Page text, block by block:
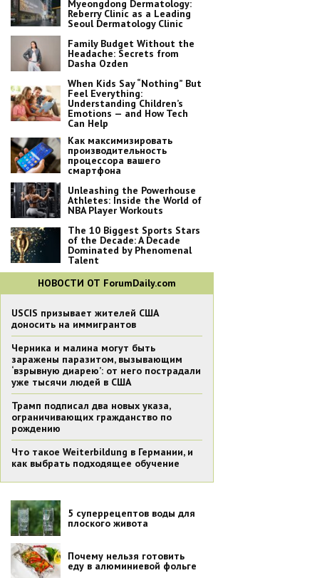
Myeongdong Dermatology:
Reberry Clinic as a Leading
Seoul Dermatology Clinic
Family Budget Without the
Headache: Secrets from
Dasha Ozden
When Kids Say “Nothing” But
Feel Everything:
Understanding Children’s
Emotions — and How Tech
Can Help
Как максимизировать
производительность
процессора вашего
смартфона
Unleashing the Powerhouse
Athletes: Inside the World of
NBA Player Workouts
The 10 Biggest Sports Stars
of the Decade: A Decade
Dominated by Phenomenal
Talent
НОВОСТИ ОТ ForumDaily.com
USCIS призывает жителей США
доносить на иммигрантов
Черника и малина могут быть
заражены паразитом, вызывающим
‘взрывную диарею’: от него пострадали
уже тысячи людей в США
Трамп подписал два новых указа,
ограничивающих гражданство по
рождению
Что такое Weiterbildung в Германии, и
как выбрать подходящее обучение
5 суперрецептов воды для
плоского живота
Почему нельзя готовить
еду в алюминиевой фольге